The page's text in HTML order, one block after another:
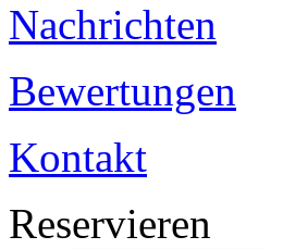
Nachrichten
Bewertungen
Kontakt
Reservieren